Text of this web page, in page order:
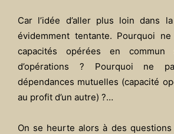
Car l’idée d’aller plus loin dans
évidemment tentante. Pourquoi
capacités opérées en
d’opérations ? Pourquoi ne
dépendances mutuelles (capacité
au profit d’un autre) ?…
On se heurte alors à des questions